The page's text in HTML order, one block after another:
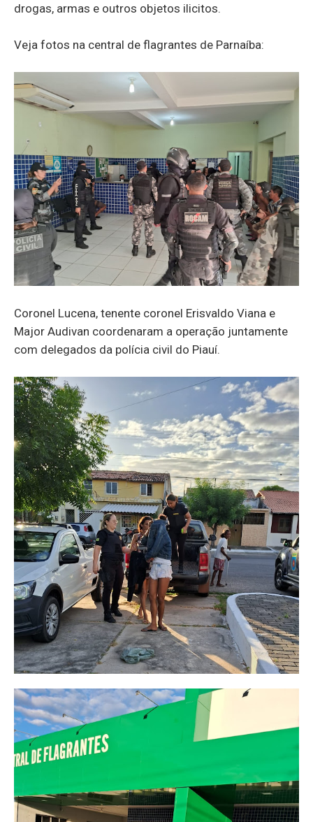
drogas, armas e outros objetos ilicitos.
Veja fotos na central de flagrantes de Parnaíba:
Coronel Lucena, tenente coronel Erisvaldo Viana e
Major Audivan coordenaram a operação juntamente
com delegados da polícia civil do Piauí.